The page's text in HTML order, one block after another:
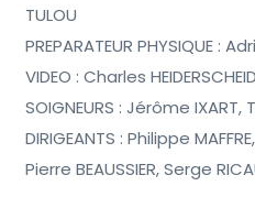
TULOU
PREPARATEUR PHYSIQUE :
VIDEO : Charles HEIDERSCHEID
SOIGNEURS : Jérôme IXART,
DIRIGEANTS : Philippe
Pierre BEAUSSIER, Serge